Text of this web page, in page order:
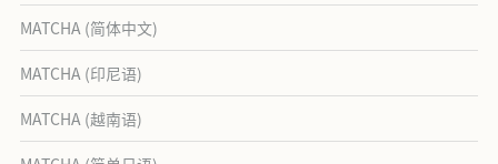
MATCHA (简体中文)
MATCHA (印尼语)
MATCHA (越南语)